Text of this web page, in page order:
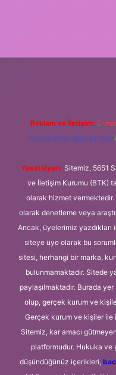
Reklam ve İletişim: E-
forumhizmeti@gmail.com
Yasal Uyarı: Sitemiz, 5651
ve İletişim Kurumu (BTK)
olarak hizmet
olarak denetleme veya
Ancak, üyelerimiz yazdıkları
siteye üye olarak bu
sitesi, herhangi bir marka,
bulunmamaktadır. Sitede
paylaşılmaktadır. Burada
olup, gerçek kurum ve
Gerçek kurum ve kişiler ile
Sitemiz, kar amacı
platformudur. Hukuka ve
düşündüğünüz içerikleri,